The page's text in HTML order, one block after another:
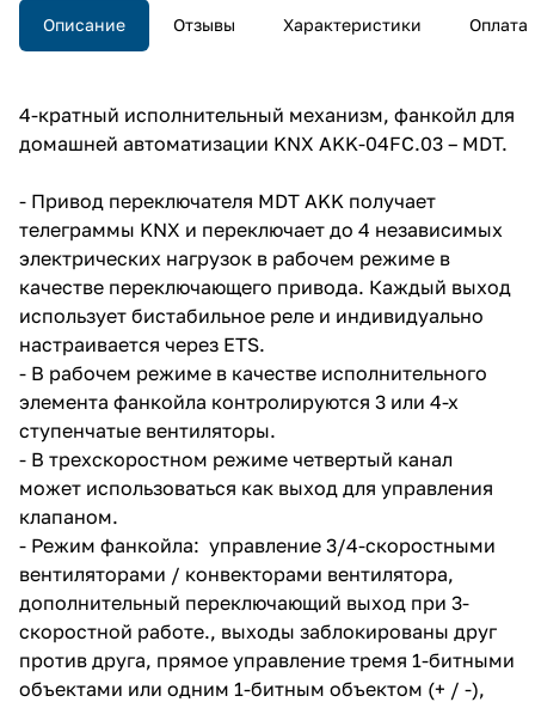
Описание Отзывы Характеристики Оплата
4-кратный исполнительный механизм, фанкойл для
домашней автоматизации KNX AKK-04FC.03 – MDT.
- Привод переключателя MDT AKK получает
телеграммы KNX и переключает до 4 независимых
электрических нагрузок в рабочем режиме в
качестве переключающего привода. Каждый выход
использует бистабильное реле и индивидуально
настраивается через ETS.
- В рабочем режиме в качестве исполнительного
элемента фанкойла контролируются 3 или 4-х
ступенчатые вентиляторы.
- В трехскоростном режиме четвертый канал
может использоваться как выход для управления
клапаном.
- Режим фанкойла: управление 3/4-скоростными
вентиляторами / конвекторами вентилятора,
дополнительный переключающий выход при 3-
скоростной работе., выходы заблокированы друг
против друга, прямое управление тремя 1-битными
объектами или одним 1-битным объектом (+ / -),